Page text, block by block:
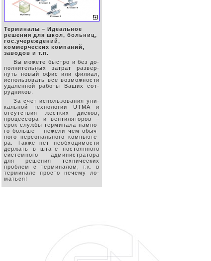
Терминалы – Идеальное
решения для школ, больниц,
гос.учереждений,
коммерческих компаний,
заводов и т.п.
Вы можете быстро и без до-
полнительных затрат развер-
нуть новый офис или филиал,
использовать все возможности
удаленной работы Ваших сот-
рудников.
За счет использования уни-
кальной технологии UTMA и
отсутствия жестких дисков,
процессора и вентиляторов –
срок службы терминала намно-
го больше – нежели чем обыч-
ного персонального компьюте-
ра. Также нет необходимости
держать в штате постоянного
системного администратора
для решения технических
проблем с терминалом, т.к. в
терминале просто нечему ло-
маться!